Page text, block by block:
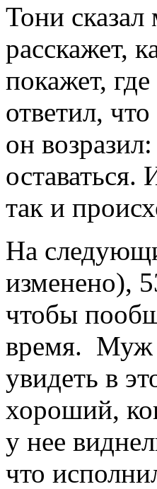
Тони
расскажет,
покажет,
ответил,
он
оставаться.
так и
На
изменено),
чтобы
время. Муж
увидеть в
хороший,
у нее
что